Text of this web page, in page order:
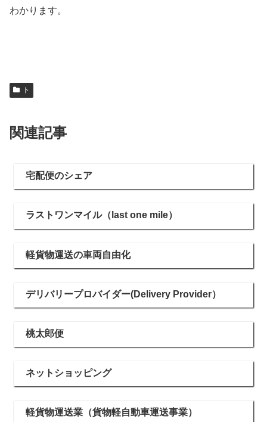
わかります。
ト
関連記事
宅配便のシェア
ラストワンマイル（last one mile）
軽貨物運送の車両自由化
デリバリープロバイダー(Delivery Provider）
桃太郎便
ネットショッピング
軽貨物運送業（貨物軽自動車運送事業）